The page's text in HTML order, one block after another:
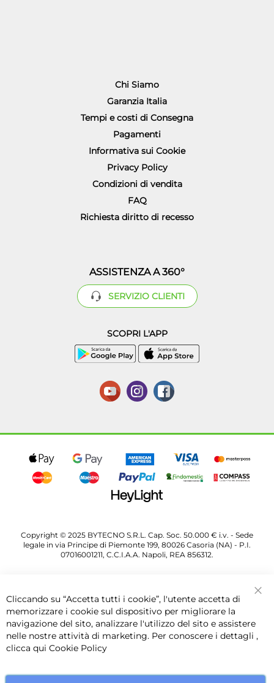
Chi Siamo
Garanzia Italia
Tempi e costi di Consegna
Pagamenti
Informativa sui Cookie
Privacy Policy
Condizioni di vendita
FAQ
Richiesta diritto di recesso
ASSISTENZA A 360°
SERVIZIO CLIENTI
SCOPRI L'APP
Copyright © 2025 BYTECNO S.R.L. Cap. Soc. 50.000 € i.v. - Sede
legale in via Principe di Piemonte 199, 80026 Casoria (NA) - P.I.
07016001211, C.C.I.A.A. Napoli, REA 856312.
Cliccando su “Accetta tutti i cookie”, l'utente accetta di
memorizzare i cookie sul dispositivo per migliorare la
navigazione del sito, analizzare l'utilizzo del sito e assistere
nelle nostre attività di marketing. Per conoscere i dettagli ,
clicca qui Cookie Policy